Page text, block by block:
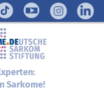
Sarkome!